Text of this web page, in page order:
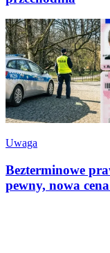
Uwaga
Bezterminowe
pewny, nowa cena